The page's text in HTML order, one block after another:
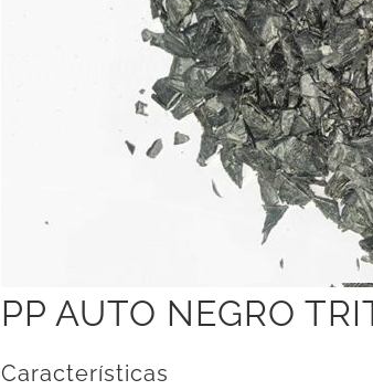
PP AUTO NEGRO
Características